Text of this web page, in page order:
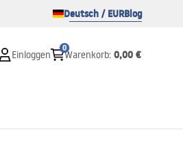
Deutsch / EURBlog
Einloggen
0
Warenkorb: 0,00 €